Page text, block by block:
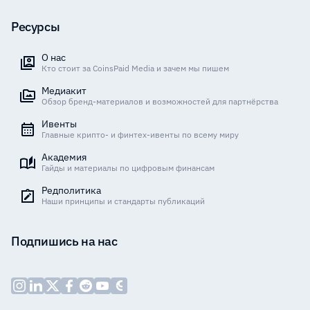
Ресурсы
О нас
Кто стоит за CoinsPaid Media и зачем мы пишем
Медиакит
Обзор бренд-материалов и возможностей для партнёрства
Ивенты
Главные крипто- и финтех-ивенты по всему миру
Академия
Гайды и материалы по цифровым финансам
Редполитика
Наши принципы и стандарты публикаций
Подпишись на нас